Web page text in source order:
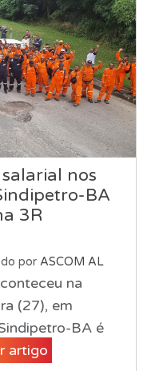
nos
BA
3R
por ASCOM AL
na
(27), em
BA é
artigo